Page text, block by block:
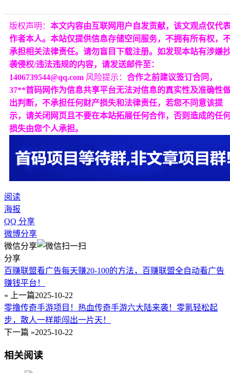
版权声明： 本文内容由互联网用户自发贡献，该文观点仅代
作者本人。本站仅提供信息存储空间服务，不拥有所有权，
承担相关法律责任。请勿盲目下载注册。如发现本站有涉嫌
袭侵权/违法违规的内容，请发送邮件至：
1406739544@qq.com 风险提示： 合作之前建议签订合同，
37**首码网作为信息共享平台无法对信息的真实性及准确性
出判断，不承担任何财产损失和法律责任，若您不同意该提
示，请关闭网页且不要在本站拓展任何合作，否则造成的任
损失由您个人承担。
阅读
海报
QQ 分享
微博分享
微信分享
分享
百赚联盟看广告每天赚20-100的方法，百赚联盟全自动看广告
赚钱平台！
« 上一篇2025-10-22
零撸传奇手游项目！热血传奇手游六大陆来袭！零氪轻松起
步，散人一样能闯出一片天！
下一篇 »2025-10-22
相关阅读